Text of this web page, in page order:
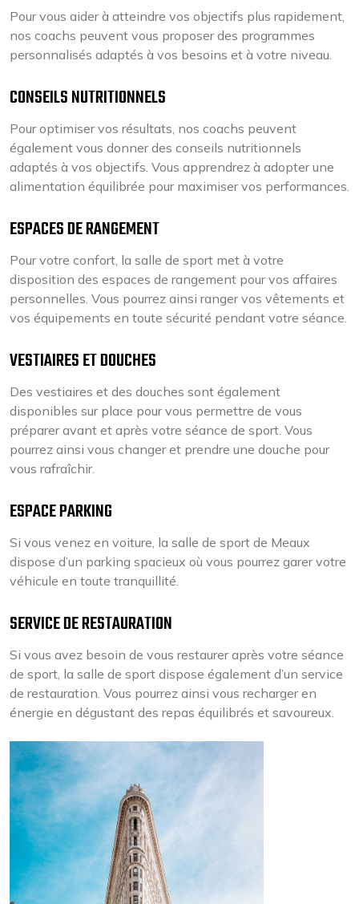
Pour vous aider à atteindre vos objectifs plus rapidement,
nos coachs peuvent vous proposer des programmes
personnalisés adaptés à vos besoins et à votre niveau.
CONSEILS NUTRITIONNELS
Pour optimiser vos résultats, nos coachs peuvent
également vous donner des conseils nutritionnels
adaptés à vos objectifs. Vous apprendrez à adopter une
alimentation équilibrée pour maximiser vos performances.
ESPACES DE RANGEMENT
Pour votre confort, la salle de sport met à votre
disposition des espaces de rangement pour vos affaires
personnelles. Vous pourrez ainsi ranger vos vêtements et
vos équipements en toute sécurité pendant votre séance.
VESTIAIRES ET DOUCHES
Des vestiaires et des douches sont également
disponibles sur place pour vous permettre de vous
préparer avant et après votre séance de sport. Vous
pourrez ainsi vous changer et prendre une douche pour
vous rafraîchir.
ESPACE PARKING
Si vous venez en voiture, la salle de sport de Meaux
dispose d’un parking spacieux où vous pourrez garer votre
véhicule en toute tranquillité.
SERVICE DE RESTAURATION
Si vous avez besoin de vous restaurer après votre séance
de sport, la salle de sport dispose également d’un service
de restauration. Vous pourrez ainsi vous recharger en
énergie en dégustant des repas équilibrés et savoureux.